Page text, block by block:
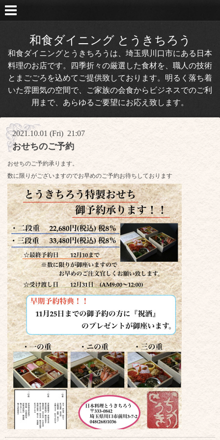
和食ダイニング とうきちろう
和食ダイニングとうきちろうは、埼玉県川口市にある日本
料理のお店です。四季折々の厳選した食材を、職人の技術
とまごごろを込めてご提供致しております。明るく落ち着
いた雰囲気の空間で、ご家族の会食からビジネスでのご利
用まで、あらゆるご要望にお応え致します。
2021.10.01 (Fri) 21:07
おせちのご予約
おせちのご予約承ります。
数に限りがございますのでお早めのご予約お待ちしております